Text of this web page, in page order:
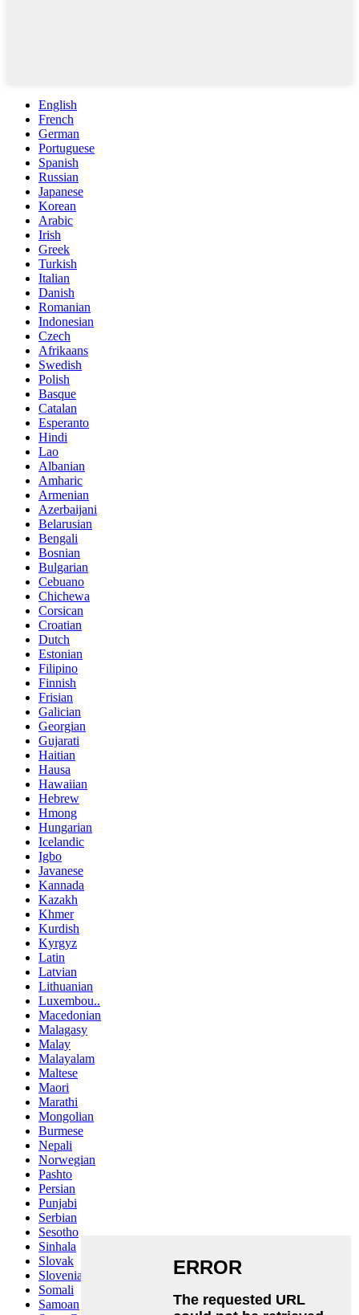
English
French
German
Portuguese
Spanish
Russian
Japanese
Korean
Arabic
Irish
Greek
Turkish
Italian
Danish
Romanian
Indonesian
Czech
Afrikaans
Swedish
Polish
Basque
Catalan
Esperanto
Hindi
Lao
Albanian
Amharic
Armenian
Azerbaijani
Belarusian
Bengali
Bosnian
Bulgarian
Cebuano
Chichewa
Corsican
Croatian
Dutch
Estonian
Filipino
Finnish
Frisian
Galician
Georgian
Gujarati
Haitian
Hausa
Hawaiian
Hebrew
Hmong
Hungarian
Icelandic
Igbo
Javanese
Kannada
Kazakh
Khmer
Kurdish
Kyrgyz
Latin
Latvian
Lithuanian
Luxembou..
Macedonian
Malagasy
Malay
Malayalam
Maltese
Maori
Marathi
Mongolian
Burmese
Nepali
Norwegian
Pashto
Persian
Punjabi
Serbian
Sesotho
Sinhala
Slovak
Slovenian
Somali
Samoan